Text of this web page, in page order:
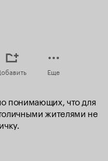
Еще
понимающих, что для
жителями не